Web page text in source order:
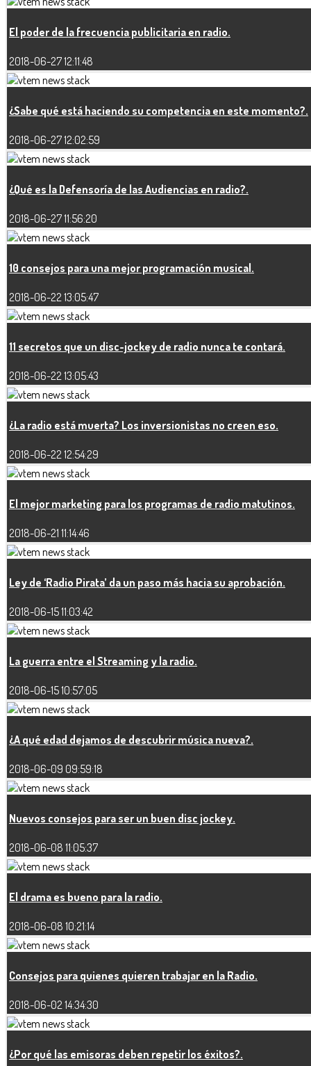
El poder de la frecuencia publicitaria en radio.
2018-06-27 12:11:48
¿Sabe qué está haciendo su competencia en este momento?.
2018-06-27 12:02:59
¿Qué es la Defensoría de las Audiencias en radio?.
2018-06-27 11:56:20
10 consejos para una mejor programación musical.
2018-06-22 13:05:47
11 secretos que un disc-jockey de radio nunca te contará.
2018-06-22 13:05:43
¿La radio está muerta? Los inversionistas no creen eso.
2018-06-22 12:54:29
El mejor marketing para los programas de radio matutinos.
2018-06-21 11:14:46
Ley de ‘Radio Pirata’ da un paso más hacia su aprobación.
2018-06-15 11:03:42
La guerra entre el Streaming y la radio.
2018-06-15 10:57:05
¿A qué edad dejamos de descubrir música nueva?.
2018-06-09 09:59:18
Nuevos consejos para ser un buen disc jockey.
2018-06-08 11:05:37
El drama es bueno para la radio.
2018-06-08 10:21:14
Consejos para quienes quieren trabajar en la Radio.
2018-06-02 14:34:30
¿Por qué las emisoras deben repetir los éxitos?.